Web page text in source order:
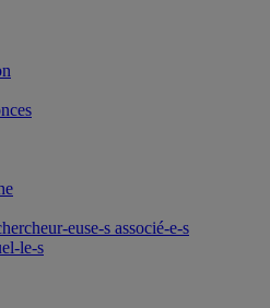
euse-s associé-e-s
le-s